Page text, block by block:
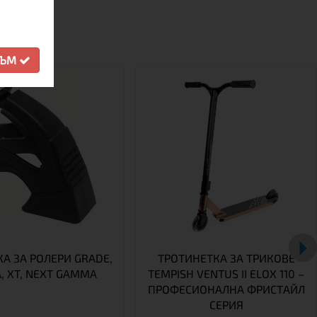
ЗА РОЛЕРИ GRADE,
XT, NEXT GAMMA
ТРОТИНЕТКА ЗА ТРИКОВЕ
TEMPISH VENTUS II ELOX 110 –
ПРОФЕСИОНАЛНА ФРИСТАЙЛ
СЕРИЯ